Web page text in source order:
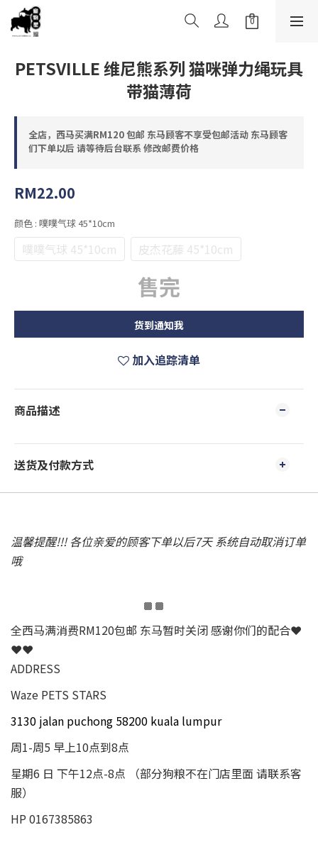
PETSVILLE 维尼熊系列 猫咪弹力绳玩具
带猫薄荷
全店，西马买满RM120 包邮 东马顾客不享受包邮活动 东马顾客
们下单以后 请等待后台联系 修改邮费价格
RM22.00
颜色 : 噗噗气球 45*10cm
噗噗气球 45*10cm 皮杰花藤 45*10cm
售完
货到通知我
加入追踪清单
商品描述
送货及付款方式
温馨提醒!!! 各位亲爱的顾客下单以后7天 系统自动取消订单
哦
全西马满消费RM120包邮 东马暂时关闭 感谢你们的配合❤
❤❤
ADDRESS
Waze PETS STARS
3130 jalan puchong 58200 kuala lumpur
周1-周5 早上10点到8点
星期6 日 下午12点-8点 （部分狗粮不在门店里面 请联系客
服）
HP 0167385863